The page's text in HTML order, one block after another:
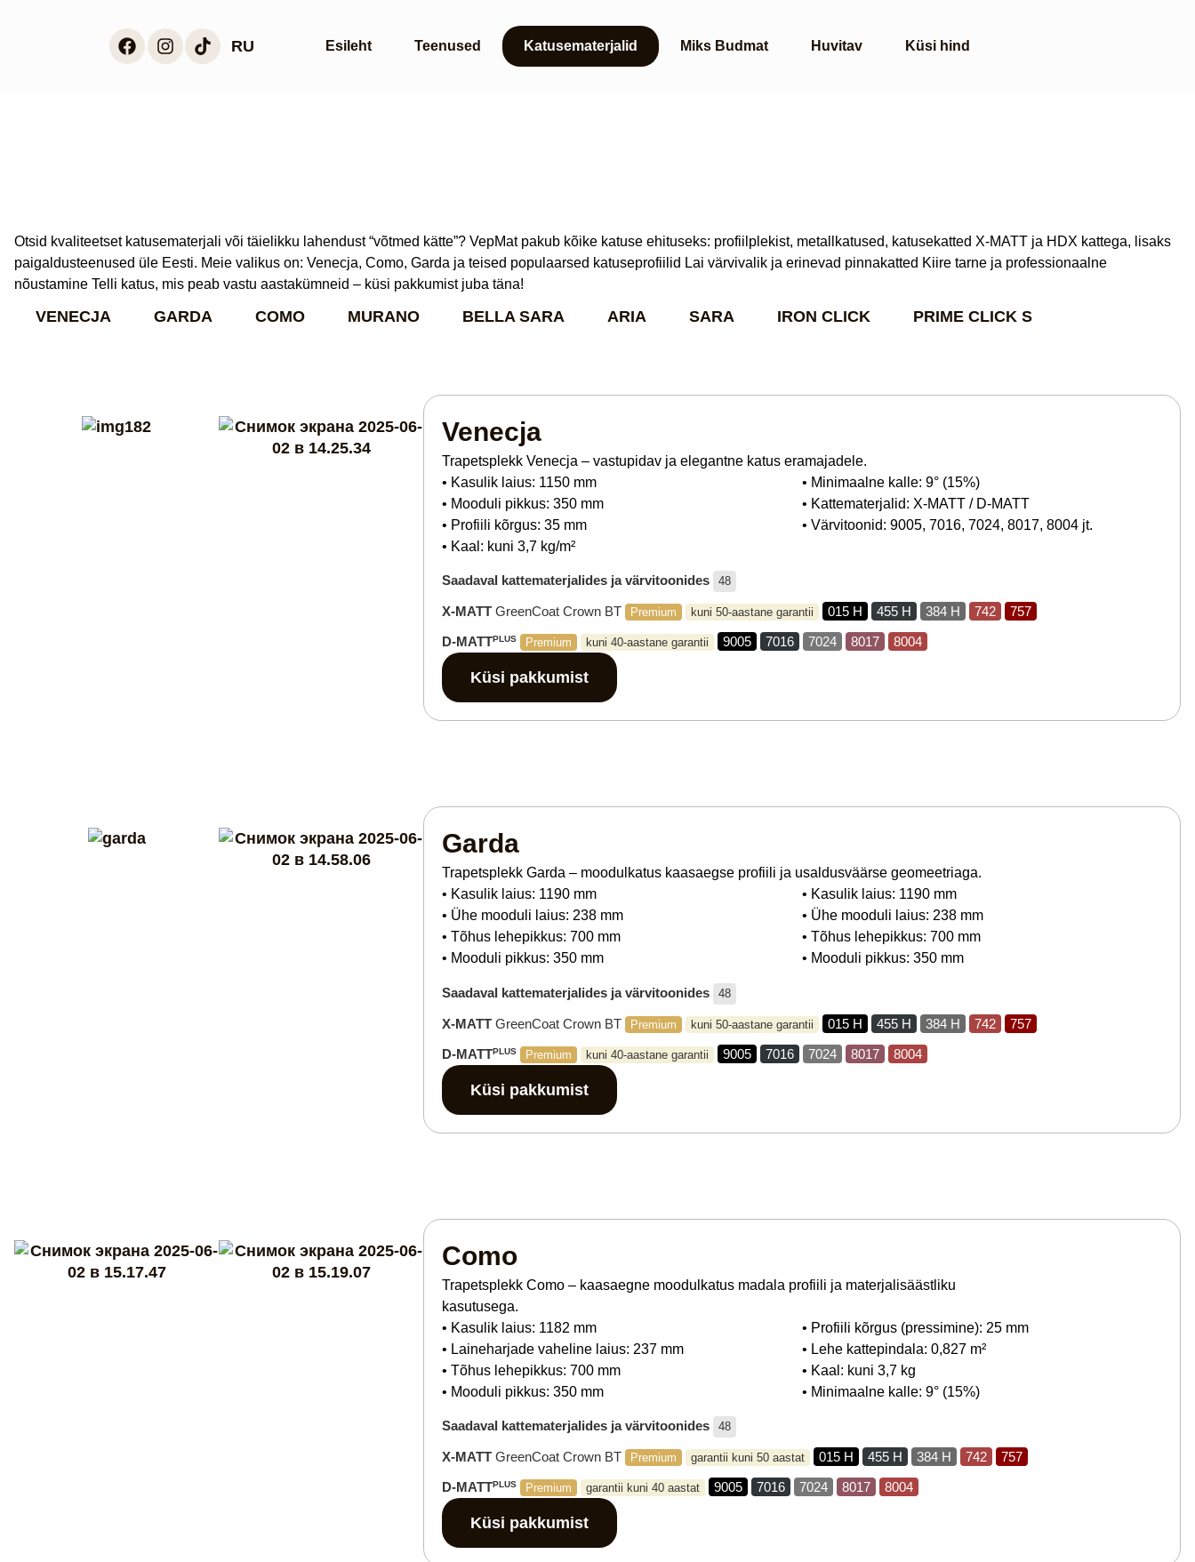
RU Esileht Teenused Katusematerjalid Miks Budmat Huvitav Küsi hind
Otsid kvaliteetset katusematerjali või täielikku lahendust “võtmed kätte”? VepMat pakub kõike katuse ehituseks: profiilplekist, metallkatused, katusekatted X-MATT ja HDX kattega, lisaks
paigaldusteenused üle Eesti. Meie valikus on: Venecja, Como, Garda ja teised populaarsed katuseprofiilid Lai värvivalik ja erinevad pinnakatted Kiire tarne ja professionaalne
nõustamine Telli katus, mis peab vastu aastakümneid – küsi pakkumist juba täna!
VENECJA GARDA COMO MURANO BELLA SARA ARIA SARA IRON CLICK PRIME CLICK S
Venecja
Trapetsplekk Venecja – vastupidav ja elegantne katus eramajadele.
• Kasulik laius: 1150 mm
• Mooduli pikkus: 350 mm
• Profiili kõrgus: 35 mm
• Kaal: kuni 3,7 kg/m²
• Minimaalne kalle: 9° (15%)
• Kattematerjalid: X-MATT / D-MATT
• Värvitoonid: 9005, 7016, 7024, 8017, 8004 jt.
Saadaval kattematerjalides ja värvitoonides 48
X-MATT GreenCoat Crown BT Premium kuni 50-aastane garantii 015 H 455 H 384 H 742
757
D-MATTPLUS Premium kuni 40-aastane garantii 9005 7016 7024 8017 8004
Küsi pakkumist
Garda
Trapetsplekk Garda – moodulkatus kaasaegse profiili ja usaldusväärse geomeetriaga.
• Kasulik laius: 1190 mm
• Ühe mooduli laius: 238 mm
• Tõhus lehepikkus: 700 mm
• Mooduli pikkus: 350 mm
• Kasulik laius: 1190 mm
• Ühe mooduli laius: 238 mm
• Tõhus lehepikkus: 700 mm
• Mooduli pikkus: 350 mm
Saadaval kattematerjalides ja värvitoonides 48
X-MATT GreenCoat Crown BT Premium kuni 50-aastane garantii 015 H 455 H 384 H 742
757
D-MATTPLUS Premium kuni 40-aastane garantii 9005 7016 7024 8017 8004
Küsi pakkumist
Como
Trapetsplekk Como – kaasaegne moodulkatus madala profiili ja materjalisäästliku
kasutusega.
• Kasulik laius: 1182 mm
• Laineharjade vaheline laius: 237 mm
• Tõhus lehepikkus: 700 mm
• Mooduli pikkus: 350 mm
• Profiili kõrgus (pressimine): 25 mm
• Lehe kattepindala: 0,827 m²
• Kaal: kuni 3,7 kg
• Minimaalne kalle: 9° (15%)
Saadaval kattematerjalides ja värvitoonides 48
X-MATT GreenCoat Crown BT Premium garantii kuni 50 aastat 015 H 455 H 384 H 742
757
D-MATTPLUS Premium garantii kuni 40 aastat 9005 7016 7024 8017 8004
Küsi pakkumist